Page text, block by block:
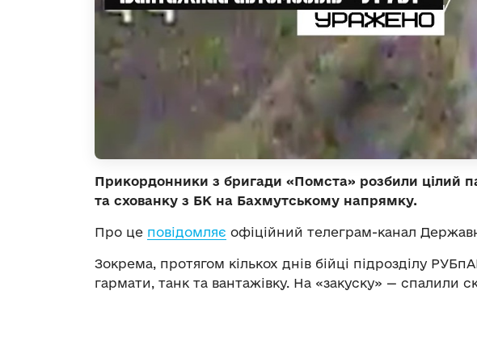
Прикордонники з бригади «Помста» розбили цілий
та схованку з БК на Бахмутському напрямку.
Про це повідомляє офіційний телеграм-канал
Зокрема, протягом кількох днів бійці підрозділу
гармати, танк та вантажівку. На «закуску» — спалили